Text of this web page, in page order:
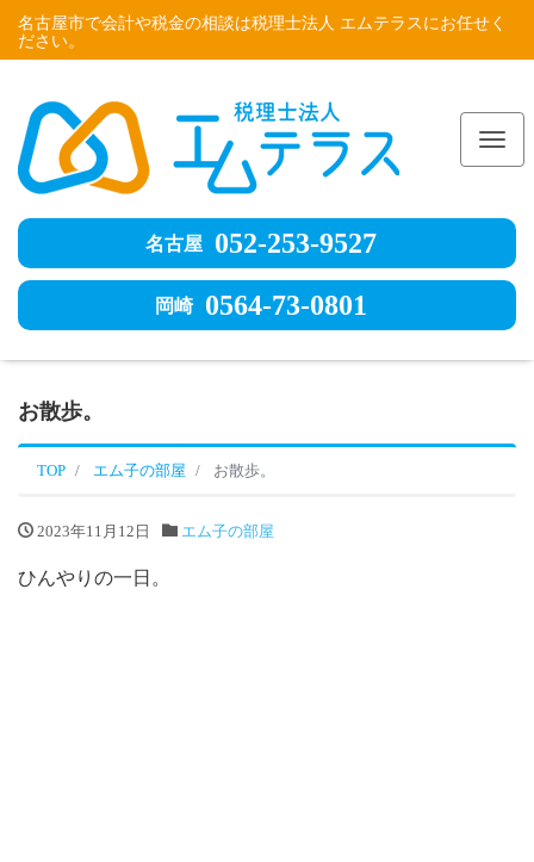
名古屋市で会計や税金の相談は税理士法人 エムテラスにお任せく
ださい。
名古屋 052-253-9527
岡崎 0564-73-0801
お散歩。
TOP エム子の部屋 お散歩。
2023年11月12日 エム子の部屋
ひんやりの一日。